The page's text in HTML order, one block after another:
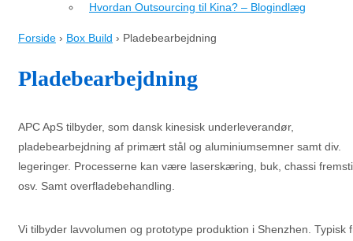
Hvordan Outsourcing til Kina? – Blogindlæg
Forside › Box Build › Pladebearbejdning
Pladebearbejdning
APC ApS tilbyder, som dansk kinesisk underleverandør,
pladebearbejdning af primært stål og aluminiumsemner samt div.
legeringer. Processerne kan være laserskæring, buk, chassi
osv. Samt overfladebehandling.
Vi tilbyder lavvolumen og prototype produktion i Shenzhen. Typisk